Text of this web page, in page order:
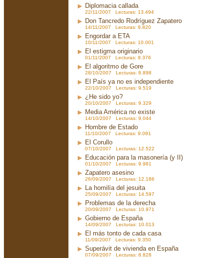
Diplomacia callada
22/11/2007 Lecturas: 13.494
Don Tancredo Rodríguez Zapatero
14/11/2007 Lecturas: 9.820
Engordar a ETA
10/11/2007 Lecturas: 10.001
El estigma originario
01/11/2007 Lecturas: 9.376
El algoritmo de Gore
28/10/2007 Lecturas: 8.898
El País ya no es independiente
22/10/2007 Lecturas: 9.519
¿He sido yo?
20/10/2007 Lecturas: 9.329
Media América no existe
14/10/2007 Lecturas: 9.044
Hombre de Estado
11/10/2007 Lecturas: 9.091
El Corullo
07/10/2007 Lecturas: 12.522
Educación para la masonería (y II)
01/10/2007 Lecturas: 9.981
Zapatero asesino
26/09/2007 Lecturas: 12.186
La homilía del jesuita
25/09/2007 Lecturas: 14.597
Problemas de la derecha
20/09/2007 Lecturas: 10.971
Gobierno de España
14/09/2007 Lecturas: 10.013
El más tonto de cada casa
11/09/2007 Lecturas: 9.350
Superávit de vivienda en España
07/09/2007 Lecturas: 8.828